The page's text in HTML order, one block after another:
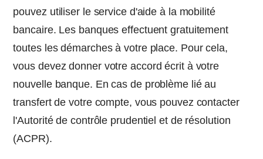
pouvez utiliser le service d'aide à la mobilité
bancaire. Les banques effectuent gratuitement
toutes les démarches à votre place. Pour cela,
vous devez donner votre accord écrit à votre
nouvelle banque. En cas de problème lié au
transfert de votre compte, vous pouvez contacter
l'Autorité de contrôle prudentiel et de résolution
(ACPR).